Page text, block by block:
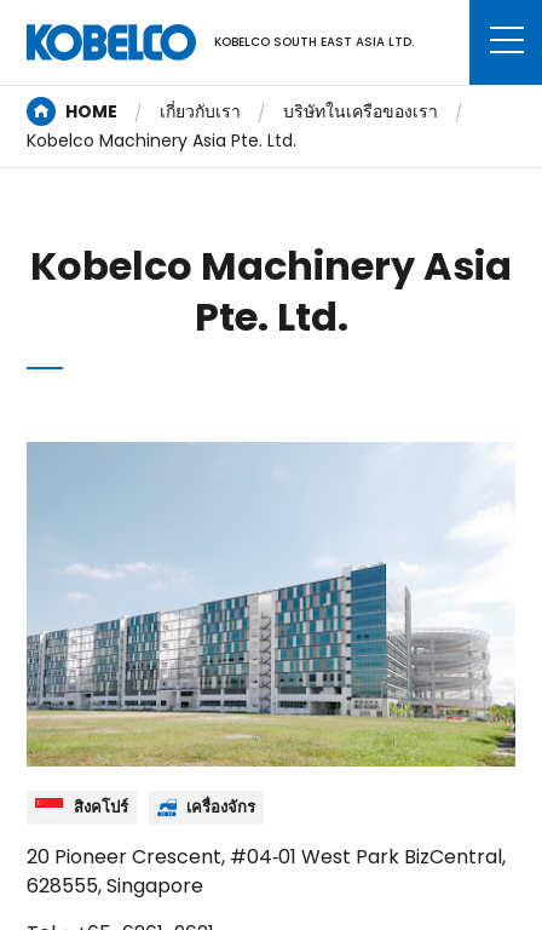
KOBELCO SOUTH EAST ASIA LTD.
HOME เกี่ยวกับเรา
บริษัทในเครือของเรา
Kobelco Machinery Asia Pte. Ltd.
Kobelco Machinery Asia
Pte. Ltd.
สิงคโปร์ เครื่องจักร
20 Pioneer Crescent, #04‐01 West Park BizCentral,
628555, Singapore